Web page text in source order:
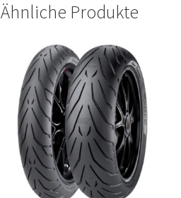
Ähnliche Produkte